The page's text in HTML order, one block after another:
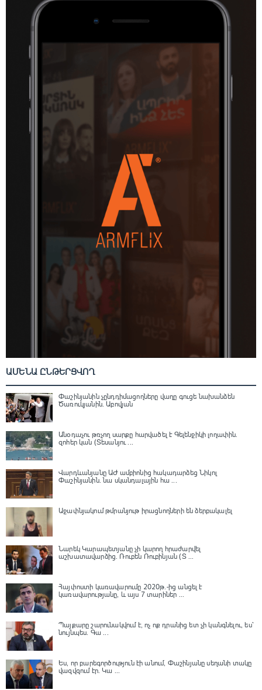
ԱՄԵՆԱ ԸՆԹԵՐՑՎՈՂ
Փաշինյանին չընդդիմացողները վաղը գուցե նախանձեն
Ծառուկյանին. Աբովյան
Անօդաչու թռչող սարքը հարվածել է Գելենջիկի լողափին.
զոհեր կան (Տեսանյու ...
Վարդևանյանը ԱԺ ամբիոնից հակադարձեց Նիկոլ
Փաշինյանին․ նա սկանդալային հա ...
Աջափնյակում թմրանյութ իրացնողների են ձերբակալել
Նարեկ Կարապետյանը չի կարող հրաժարվել
աշխատավարձից. Ռուբեն Ռուբինյան (Տ ...
Հայփոստի կառավարումը 2020թ.-ից անցել է
կառավարությանը, և այս 7 տարիներ ...
Պայքարը շարունակվում է, ոչ ոք դրանից ետ չի կանգնելու, ես՝
նույնպես․ Գա ...
Ես, որ բարեգործություն էի անում, Փաշինյանը սեղանի տակը
վազվզում էր․ Կա ...